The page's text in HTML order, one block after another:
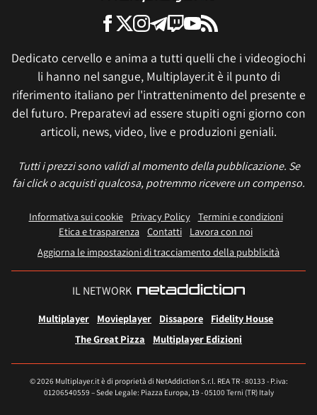
Dedicato cervello e anima a tutti quelli che i videogiochi
li hanno nel sangue, Multiplayer.it è il punto di
riferimento italiano per l'intrattenimento del presente e
del futuro. Preparatevi ad essere stupiti ogni giorno con
articoli, news, video, live e produzioni geniali.
Tutti i prezzi sono validi al momento della pubblicazione. Se
fai click o acquisti qualcosa, potremmo ricevere un compenso.
Informativa sui cookie Privacy Policy
Termini e condizioni
Etica e trasparenza Contatti
Lavora con noi
Aggiorna le impostazioni di tracciamento della pubblicità
IL NETWORK
Multiplayer Movieplayer Dissapore
Fidelity House
The Great Pizza
Multiplayer Edizioni
© 2026 Multiplayer.it è di proprietà di NetAddiction S.r.l. REA TR - 80133 - P.iva:
01206540559 – Sede Legale: Piazza Europa, 19 - 05100 Terni (TR) Italy